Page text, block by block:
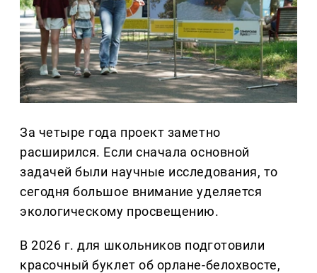
За четыре года проект заметно
расширился. Если сначала основной
задачей были научные исследования, то
сегодня большое внимание уделяется
экологическому просвещению.
В 2026 г. для школьников подготовили
красочный буклет об орлане-белохвосте,